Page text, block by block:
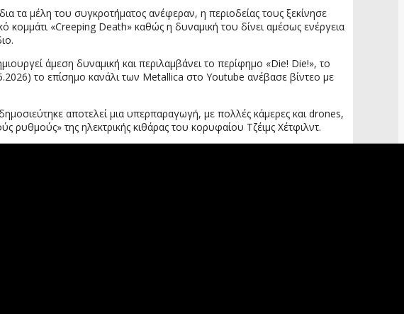
μέλη του συγκροτήματος ανέφεραν, η περιοδείας τους ξεκίνησε
«Creeping Death» καθώς η δυναμική του δίνει αμέσως ενέργεια
άμεση δυναμική και περιλαμβάνει το περίφημο «Die! Die!», το
το επίσημο κανάλι των Metallica στο Youtube ανέβασε βίντεο με
αποτελεί μια υπερπαραγωγή, με πολλές κάμερες και drones,
της ηλεκτρικής κιθάρας του κορυφαίου Τζέιμς Χέτφιλντ.